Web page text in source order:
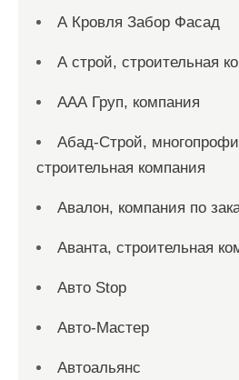
А Кровля Забор Фасад
А строй, строительная
ААА Груп, компания
Абад-Строй,
строительная компания
Авалон, компания по
Аванта, строительная
Авто Stop
Авто-Мастер
Автоальянс